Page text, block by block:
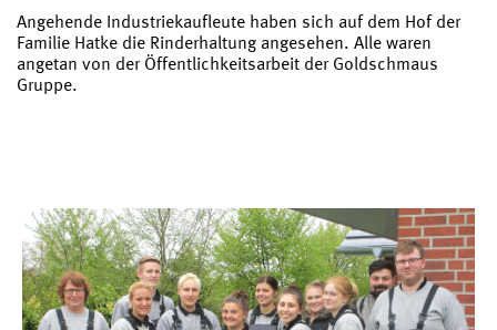
Angehende Industriekaufleute haben sich auf dem Hof der
Familie Hatke die Rinderhaltung angesehen. Alle waren
angetan von der Öffentlichkeitsarbeit der Goldschmaus
Gruppe.